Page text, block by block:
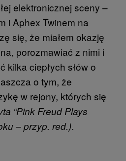
elektronicznej sceny –
i Aphex Twinem na
się, że miałem okazję
porozmawiać z nimi i
kilka ciepłych słów o
o tym, że
w rejony, których się
“Pink Freud Plays
– przyp. red.).